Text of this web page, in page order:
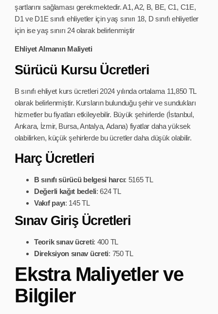
şartlarını sağlaması gerekmektedir. A1, A2, B, BE, C1, C1E,
D1 ve D1E sınıfı ehliyetler için yaş sınırı 18, D sınıfı ehliyetler
için ise yaş sınırı 24 olarak belirlenmiştir
Ehliyet Almanın Maliyeti
Sürücü Kursu Ücretleri
B sınıfı ehliyet kurs ücretleri 2024 yılında ortalama 11,850 TL
olarak belirlenmiştir. Kursların bulunduğu şehir ve sundukları
hizmetler bu fiyatları etkileyebilir. Büyük şehirlerde (İstanbul,
Ankara, İzmir, Bursa, Antalya, Adana) fiyatlar daha yüksek
olabilirken, küçük şehirlerde bu ücretler daha düşük olabilir.
Harç Ücretleri
B sınıfı sürücü belgesi harcı: 5165 TL
Değerli kağıt bedeli: 624 TL
Vakıf payı: 145 TL
Sınav Giriş Ücretleri
Teorik sınav ücreti: 400 TL
Direksiyon sınav ücreti: 750 TL
Ekstra Maliyetler ve
Bilgiler